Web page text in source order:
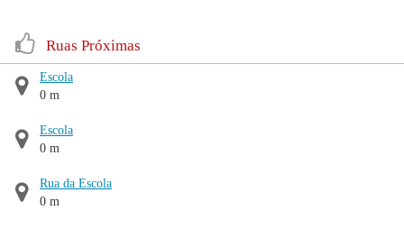
Ruas Próximas
Escola
0 m
Escola
0 m
Rua da Escola
0 m